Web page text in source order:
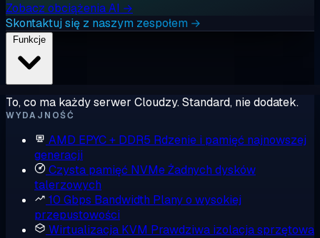
Zobacz obciążenia AI →
Skontaktuj się z naszym zespołem →
To, co ma każdy serwer Cloudzy. Standard, nie dodatek.
WYDAJNOŚĆ
AMD EPYC + DDR5 Rdzenie i pamięć najnowszej
generacji
Czysta pamięć NVMeŻadnych dysków
talerzowych
10 Gbps Bandwidth Plany o wysokiej
przepustowości
Wirtualizacja KVM Prawdziwa izolacja sprzętowa